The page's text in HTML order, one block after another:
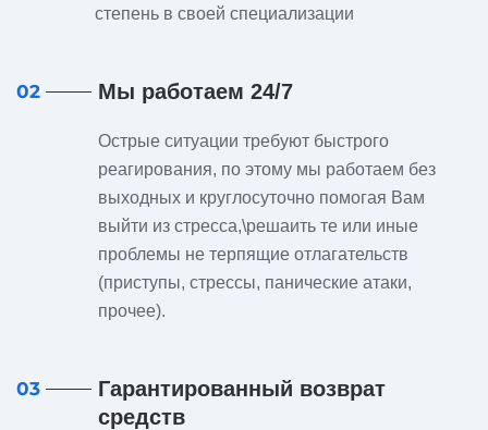
степень в своей специализации
02 Мы работаем 24/7
Острые ситуации требуют быстрого
реагирования, по этому мы работаем без
выходных и круглосуточно помогая Вам
выйти из стресса,\решаить те или иные
проблемы не терпящие отлагательств
(приступы, стрессы, панические атаки,
прочее).
03
Гарантированный возврат
средств